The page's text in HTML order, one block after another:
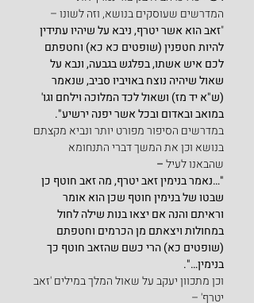
המדרשים שעוסקים בנושא, וזה לשונו –
"זאב הוא אשר יטרף, ניבא על שיהיו עתידין
להיות חטפנין (שופטים כא כא) וחטפתם
לכם איש אשתו, בפלגש בגבעה, ונבא על
שאול שיהיה נוצח באויביו סביב, שנאמר
(ש"א יד מז) ושאול לכד המלוכה וילחם וגו'
במואב ובאדום ובכל אשר יפנה ירשיע".
במדרשים הסיפור מפורט יותר ונביא מקצתם
בנושא וכן את המשך דברי התנחומא
שהבאנו לעיל –
"…נאמר בנימין זאב יטרף, מה זאב חוטף כן
שבטו של בנימין חוטף שכן הוא אומר
וראיתם והנה אם יצאו בנות שילה לחול
במחולות ויצאתם מן הכרמים וחטפתם
(שופטים כא) הרי כשם שהזאב חוטף כך
בנימין…".
וכן מתכוון יעקב על שאול המלך במילים 'זאב
יטרף' –